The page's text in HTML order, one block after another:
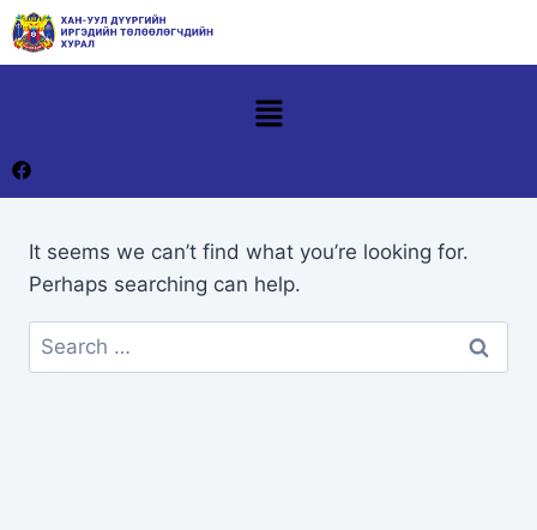
It seems we can’t find what you’re looking for.
Perhaps searching can help.